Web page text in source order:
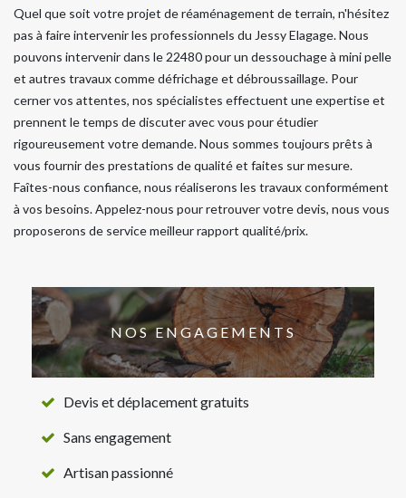
Quel que soit votre projet de réaménagement de terrain, n'hésitez
pas à faire intervenir les professionnels du Jessy Elagage. Nous
pouvons intervenir dans le 22480 pour un dessouchage à mini pelle
et autres travaux comme défrichage et débroussaillage. Pour
cerner vos attentes, nos spécialistes effectuent une expertise et
prennent le temps de discuter avec vous pour étudier
rigoureusement votre demande. Nous sommes toujours prêts à
vous fournir des prestations de qualité et faites sur mesure.
Faîtes-nous confiance, nous réaliserons les travaux conformément
à vos besoins. Appelez-nous pour retrouver votre devis, nous vous
proposerons de service meilleur rapport qualité/prix.
NOS ENGAGEMENTS
Devis et déplacement gratuits
Sans engagement
Artisan passionné